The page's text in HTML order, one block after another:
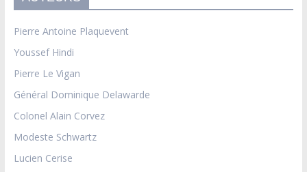
Pierre Antoine Plaquevent
Youssef Hindi
Pierre Le Vigan
Général Dominique Delawarde
Colonel Alain Corvez
Modeste Schwartz
Lucien Cerise